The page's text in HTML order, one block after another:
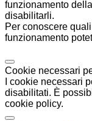
funzionamento
disabilitarli.
Per conoscere
funzionamento
Cookie necessari
I cookie necessari
disabilitati. È
cookie policy.